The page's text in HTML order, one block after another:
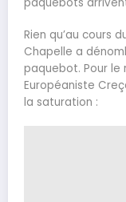
Rien qu’au cours
Chapelle a
paquebot. Pour le
Européaniste
la saturation :